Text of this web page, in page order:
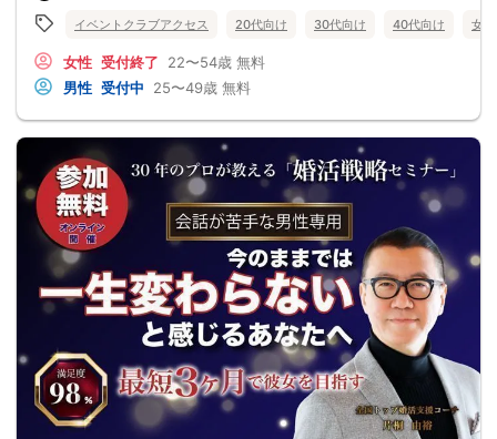
イベントクラブアクセス 20代向け 30代向け 40代向け 女
女性 受付終了 22〜54歳 無料
男性 受付中 25〜49歳 無料